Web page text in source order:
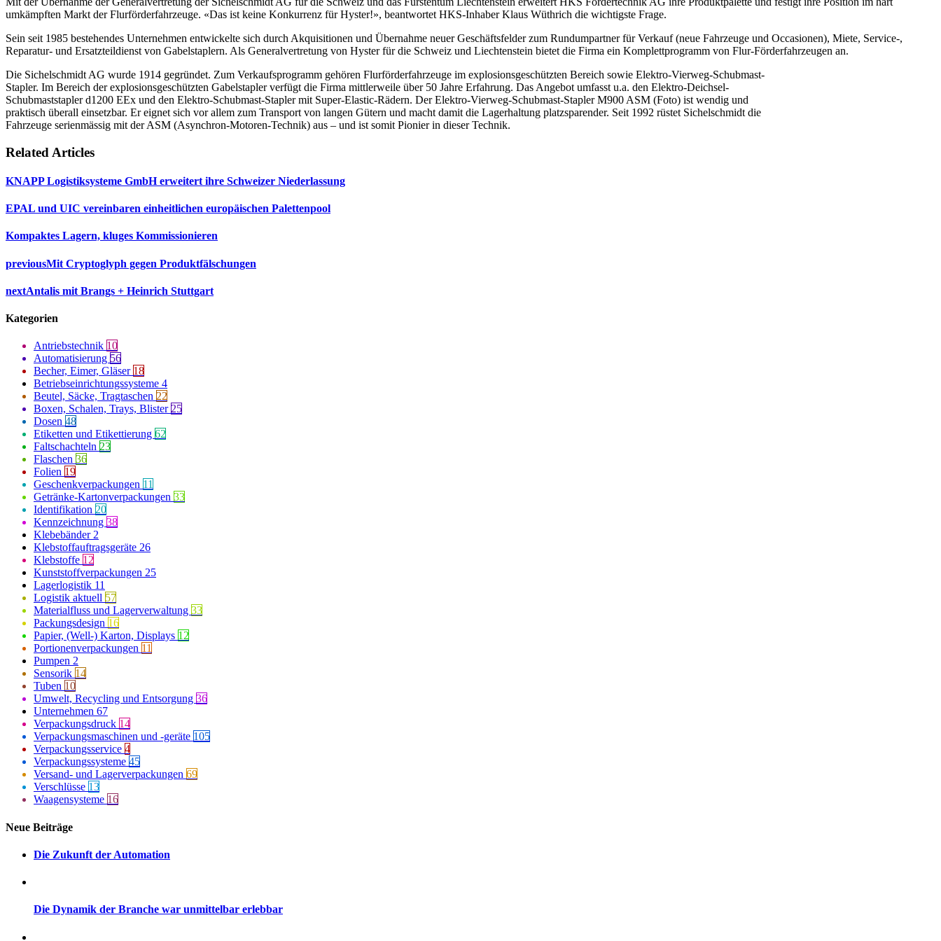
umkämpften Markt der Flurförderfahrzeuge. «Das ist keine Konkurrenz für Hyster!», beantwortet HKS-Inhaber Klaus Wüthrich die wichtigste Frage.
Sein seit 1985 bestehendes Unternehmen entwickelte sich durch Akquisitionen und Übernahme neuer Geschäftsfelder zum Rundumpartner für Verkauf (neue Fahrzeuge und Occasionen), Miete, Service-,
Reparatur- und Ersatzteildienst von Gabelstaplern. Als Generalvertretung von Hyster für die Schweiz und Liechtenstein bietet die Firma ein Komplettprogramm von Flur-Förderfahrzeugen an.
Die Sichelschmidt AG wurde 1914 gegründet. Zum Verkaufsprogramm gehören Flurförderfahrzeuge im explosionsgeschützten Bereich sowie Elektro-Vierweg-Schubmast-
Stapler. Im Bereich der explosionsgeschützten Gabelstapler verfügt die Firma mittlerweile über 50 Jahre Erfahrung. Das Angebot umfasst u.a. den Elektro-Deichsel-
Schubmaststapler d1200 EEx und den Elektro-Schubmast-Stapler mit Super-Elastic-Rädern. Der Elektro-Vierweg-Schubmast-Stapler M900 ASM (Foto) ist wendig und
praktisch überall einsetzbar. Er eignet sich vor allem zum Transport von langen Gütern und macht damit die Lagerhaltung platzsparender. Seit 1992 rüstet Sichelschmidt die
Fahrzeuge serienmässig mit der ASM (Asynchron-Motoren-Technik) aus – und ist somit Pionier in dieser Technik.
Related Articles
KNAPP Logistiksysteme GmbH erweitert ihre Schweizer Niederlassung
EPAL und UIC vereinbaren einheitlichen europäischen Palettenpool
Kompaktes Lagern, kluges Kommissionieren
previousMit Cryptoglyph gegen Produktfälschungen
nextAntalis mit Brangs + Heinrich Stuttgart
Kategorien
Antriebstechnik 10
Automatisierung 56
Becher, Eimer, Gläser 18
Betriebseinrichtungssysteme 4
Beutel, Säcke, Tragtaschen 22
Boxen, Schalen, Trays, Blister 25
Dosen 48
Etiketten und Etikettierung 62
Faltschachteln 23
Flaschen 36
Folien 19
Geschenkverpackungen 11
Getränke-Kartonverpackungen 33
Identifikation 20
Kennzeichnung 38
Klebebänder 2
Klebstoffauftragsgeräte 26
Klebstoffe 12
Kunststoffverpackungen 25
Lagerlogistik 11
Logistik aktuell 57
Materialfluss und Lagerverwaltung 33
Packungsdesign 16
Papier, (Well-) Karton, Displays 12
Portionenverpackungen 11
Pumpen 2
Sensorik 14
Tuben 10
Umwelt, Recycling und Entsorgung 36
Unternehmen 67
Verpackungsdruck 14
Verpackungsmaschinen und -geräte 105
Verpackungsservice 4
Verpackungssysteme 45
Versand- und Lagerverpackungen 69
Verschlüsse 13
Waagensysteme 16
Neue Beiträge
Die Zukunft der Automation
Die Dynamik der Branche war unmittelbar erlebbar